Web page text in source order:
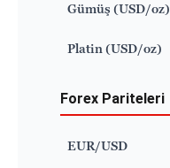
Gümüş (USD/oz)
Platin (USD/oz)
Forex Pariteleri
EUR/USD